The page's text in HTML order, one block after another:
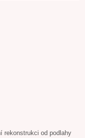
rekonstrukci od podlahy